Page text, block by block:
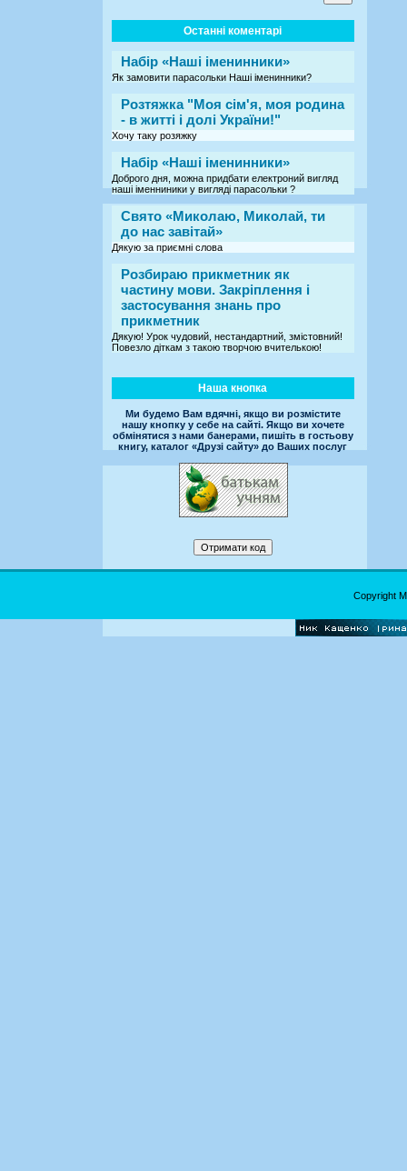
Останні коментарі
Набір «Наші іменинники»
Як замовити парасольки Наші іменинники?
Розтяжка "Моя сім'я, моя родина
- в житті і долі України!"
Хочу таку розяжку
Набір «Наші іменинники»
Доброго дня, можна придбати електроний вигляд
наші іменниники у вигляді парасольки ?
Свято «Миколаю, Миколай, ти
до нас завітай»
Дякую за приємні слова
Розбираю прикметник як
частину мови. Закріплення і
застосування знань про
прикметник
Дякую! Урок чудовий, нестандартний, змістовний!
Повезло діткам з такою творчою вчителькою!
Наша кнопка
Ми будемо Вам вдячні, якщо ви розмістите
нашу кнопку у себе на сайті. Якщо ви хочете
обмінятися з нами банерами, пишіть в гостьову
книгу, каталог «Друзі сайту» до Ваших послуг
Copyright